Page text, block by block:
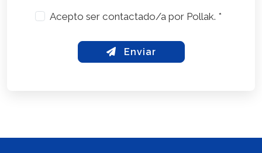
Acepto ser contactado/a por Pollak. *
Enviar